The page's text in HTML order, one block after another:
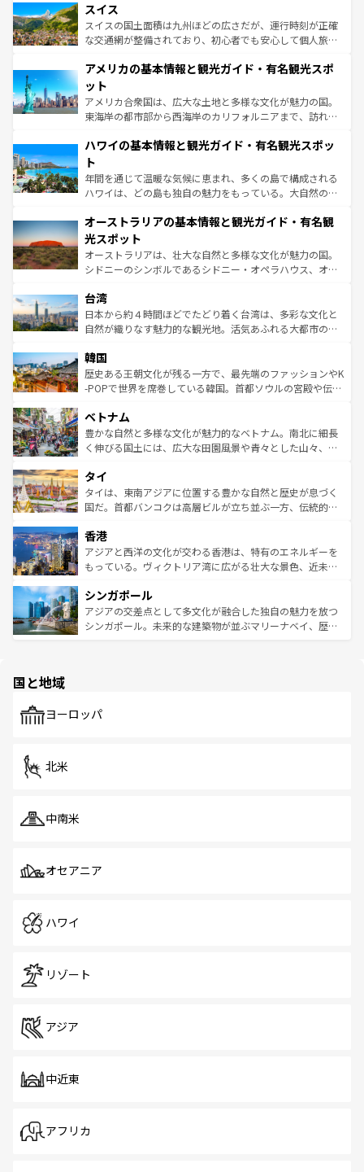
を参照してほしい。
は、お酒好きな人にはぜひ体験してほしい。 なお、新着の
ドイツ情報はコンテンツ一覧を参照してほしい。
リアごとに異なる魅力がある。また、優雅なアフタヌーン
ティー、ビール好きにはたまらない英国パブ、サッカー観
戦など、本場だからこそできる体験も豊富。イギリスを旅
ンツ一覧を参照してほしい。
スイス
スイスの国土面積は九州ほどの広さだが、運行時刻が正確
な交通網が整備されており、初心者でも安心して個人旅行
の建物がそのまま残る町や、スイスならではのユニークな
博物館もあり、アルプス観光だけでなく町歩きも満喫する
ことができる。国民の所得が高いため物価も高いが、旅行
者向けの交通パス提供のサービスもあり、うまく活用すれ
着のスイス情報はコンテンツ一覧を参照してほしい。
アメリカの基本情報と観光ガイド・有名観光スポ
ット
アメリカ合衆国は、広大な土地と多様な文化が魅力の国。
東海岸の都市部から西海岸のカリフォルニアまで、訪れる
のような巨大都市は、観光、ショッピング、エンターテイ
ンメントが詰まった刺激的なスポットだ。一方、アメリカ
西部には大自然が広がり、グランドキャニオンやイエロー
ストーン国立公園といった絶景が堪能できる。さらに、南
文化が魅力。旅行者はアメリカの各地域で異なる魅力を楽
しみながら、その多様性と豊かな歴史を感じることができ
るだろう。車でのロードトリップや列車の旅も、アメリカ
ならではの贅沢な旅のスタイルだ。 なお、新着のアメリカ
情報は コンテンツ一覧 を参照してほしい。
ハワイの基本情報と観光ガイド・有名観光スポッ
ト
年間を通じて温暖な気候に恵まれ、多くの島で構成される
ハワイは、どの島も独自の魅力をもっている。大自然の神
ワイ島は見逃せない。また、定番の観光地といえばオアフ
島だが、静かな自然を求めるならマウイ島やカウアイ島が
おすすめ。エメラルドグリーンに輝く海をはじめ、豊かな
文化や歴史が息づいている。「アロハスピリット」と呼ば
人々、おいしいローカルフードやハワイアンミュージッ
ク、伝統的なフラダンスなど、すべてがハワイの魅力を彩
っている。訪れるたびに新しい発見と感動が待っているハ
はコンテンツ一覧
オーストラリアの基本情報と観光ガイド・有名観
光スポット
オーストラリアは、壮大な自然と多様な文化が魅力の国。
シドニーのシンボルであるシドニー・オペラハウス、オー
リアリーフや大陸中央部にそびえるウルル（エアーズロッ
ク）、タスマニアの美しい原生林やケアンズの熱帯雨林な
ど、見どころがたくさん。また、カフェやワイン、オージ
いる。アクティビティも充実しており、サーフィンやダイ
ビング、ハイキングなど、アウトドア好きにはたまらな
い。オーストラリアの多彩な魅力を存分に味わいつくそ
参照してほしい。
台湾
日本から約４時間ほどでたどり着く台湾は、多彩な文化と
自然が織りなす魅力的な観光地。活気あふれる大都市の台
ン）、静ひつな山岳地帯である台湾東部など、都市の喧騒
と山間の静けさが共存しており、訪れる人に新しい発見と
驚きをもたらしてくれる。また、奥深い台湾の食文化も魅
容にもいいと評判のスイーツなど、バラエティ豊かな料理
が味わえる。 なお、新着の台湾情報は コンテンツ一覧を参
照してほしい。
韓国
歴史ある王朝文化が残る一方で、最先端のファッションやK
-POPで世界を席巻している韓国。首都ソウルの宮殿や伝統
き、地方に足を延ばせば四季折々の自然美を楽しむことが
できる。そして、キムチや焼肉、絶品のストリートフード
まで、さまざまな韓国料理が待っている。夜には、韓国な
リティに包まれながら、韓国の多彩な魅力を心ゆくまで味
わってみてほしい。 なお、新着の韓国情報はコンテンツ一
覧を参照してほしい。
ベトナム
豊かな自然と多様な文化が魅力的なベトナム。南北に細長
く伸びる国土には、広大な田園風景や青々とした山々、世
急速な発展と共に伝統が息づく。ハノイの古い町並みやホ
ーチミン市のフランス統治時代の建物も、独特の雰囲気を
醸し出している。また、バラエティの豊かさとおいしさで
とつ。フォーやバインミー、ベトナムコーヒーなどは、ぜ
ひ現地で味わいたい。どの地域を訪れてもあたたかい人々
が旅行者を迎えてくれるので、きっと忘れられない旅にな
参照してほしい。
タイ
タイは、東南アジアに位置する豊かな自然と歴史が息づく
国だ。首都バンコクは高層ビルが立ち並ぶ一方、伝統的な
の活気が交差している。北部ではチェンマイなどの山岳地
帯で自然と触れ合い、南部ではプーケットやクラビの美し
いビーチでリゾート気分を楽しむことができる。タイ料理
激する。気候は一年中温暖で、どの季節にも異なる楽しみ
が待っている。親しみやすいタイの人々、仏教を中心とし
た文化、そして多様な観光資源が、訪れる旅人を魅了し続
香港
アジアと西洋の文化が交わる香港は、特有のエネルギーを
もっている。ヴィクトリア湾に広がる壮大な景色、近未来
み、どこを訪れても感動するはず。観光スポットが密集し
ており、効率よく見どころを回れるのも魅力。息をのむよ
うな絶景から文化的な体験まで、香港を存分に楽しみ尽く
シンガポール
アジアの交差点として多文化が融合した独自の魅力を放つ
シンガポール。未来的な建築物が並ぶマリーナベイ、歴史
で、ホーカーズは地元の風情を楽しめる外せないスポット
国と地域
ヨーロッパ
北米
中南米
オセアニア
ハワイ
リゾート
アジア
中近東
アフリカ